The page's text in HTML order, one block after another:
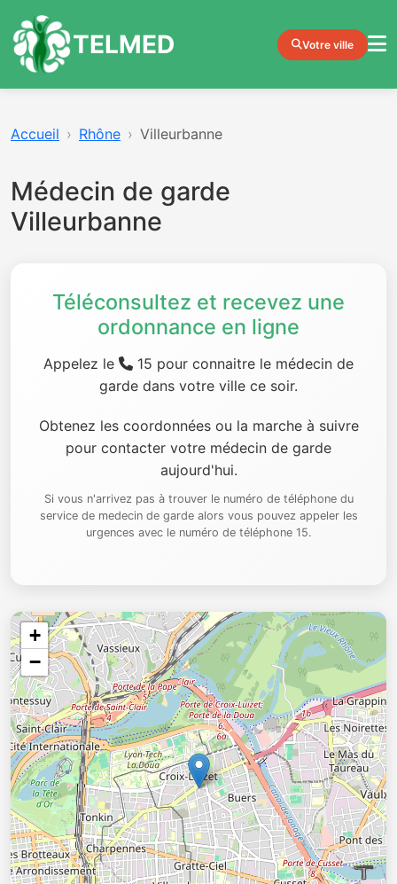
TELMED Votre ville
Accueil Rhône Villeurbanne
Médecin de garde
Villeurbanne
Téléconsultez et recevez une
ordonnance en ligne
Appelez le
15 pour connaitre le médecin de
garde dans votre ville ce soir.
Obtenez les coordonnées ou la marche à suivre
pour contacter votre médecin de garde
aujourd'hui.
Si vous n'arrivez pas à trouver le numéro de téléphone du
service de medecin de garde alors vous pouvez appeler les
urgences avec le numéro de téléphone 15.
+
−